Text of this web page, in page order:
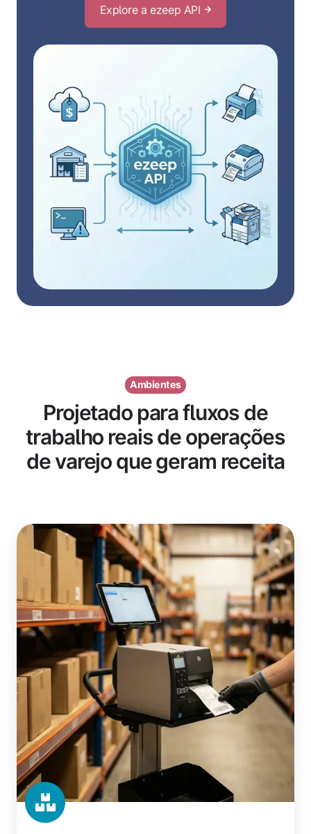
Explore a ezeep API
Ambientes
Projetado para fluxos de
trabalho reais de operações
de varejo que geram receita